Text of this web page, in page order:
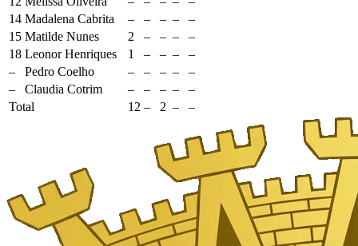
14 Madalena Cabrita – – – –
–
15 Matilde Nunes 2 – – –
–
18 Leonor Henriques 1 – – –
–
–
Pedro Coelho – – – –
–
–
Claudia Cotrim – – – –
–
Total
12 – 2 – –